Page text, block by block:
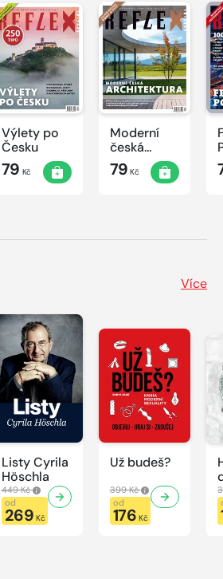
Výlety po
Česku
79 Kč
Moderní
česká
architektura
79 Kč
Více
Listy Cyrila
Höschla
449 Kč
od
269 Kč
Už budeš?
399 Kč
od
176 Kč